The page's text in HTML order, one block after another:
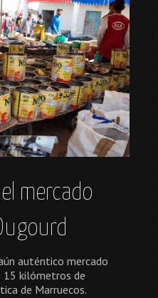
mercado
auténtico mercado
15 kilómetros de
de Marruecos.